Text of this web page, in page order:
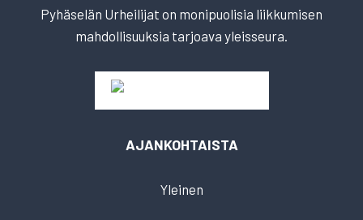
Pyhäselän Urheilijat on monipuolisia liikkumisen
mahdollisuuksia tarjoava yleisseura.
AJANKOHTAISTA
Yleinen